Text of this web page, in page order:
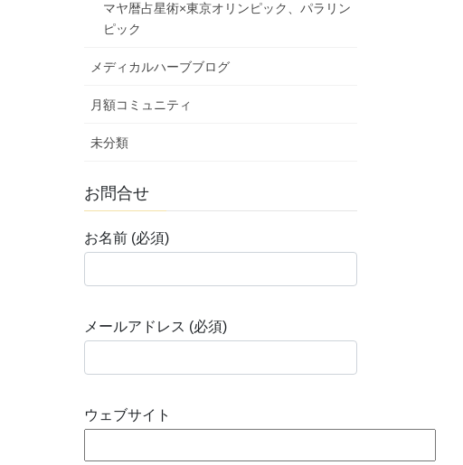
マヤ暦占星術×東京オリンピック、パラリン
ピック
メディカルハーブブログ
月額コミュニティ
未分類
お問合せ
お名前 (必須)
メールアドレス (必須)
ウェブサイト